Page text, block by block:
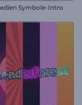
Symbole-Intro